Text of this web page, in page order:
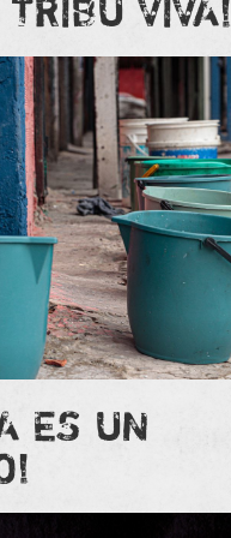
VIVA!
ES UN